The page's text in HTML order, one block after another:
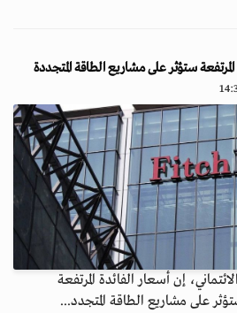
ستؤثر على مشاريع الطاقة المتجددة
إن أسعار الفائدة المرتفعة
على مشاريع الطاقة المتجدد...